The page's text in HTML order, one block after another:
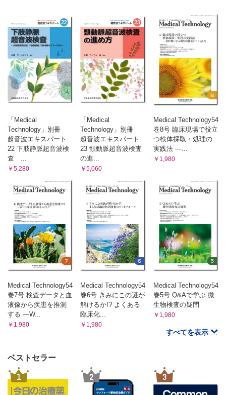
クリオプレシピテートの院内作製を導入して
（小嶋隼人・松浦秀哲）
臨床検査Q&A
心電図の低電位差（胸部や四肢または両方）所見について教え
て下さい．
（八島正明）
乳腺エコーについて，結果的に線維腺腫（FA）などの良性腫瘤
でも，検査時に前方境界線断裂に見える所見もあると思いま
す．悪性の場合の境界線断裂と，一見そう見えてしまう良性
の違いがあれば教えて下さい．
（尾羽根範員）
メディカルスタッフ職業図鑑
6．公認心理師
第69回臨床検査技師国家試験問題・解答・解説
Information
第64回日本臨床細胞学会総会春期大会
第48回日本超音波検査学会学術集会
第45回日本血栓止血学会学術集会
第62回日本消化器がん検診学会総会
第44回第2種ME技術実力検定試験
2023年各医療職種国家試験合格状況一覧
VOICE読者のページ
MTパズル
編集後記・次号予告
「Medical
Technology」別冊
超音波エキスパート
22 下肢静脈超音波検
査 ...
￥5,280
「Medical
Technology」別冊
超音波エキスパート
23 頸動脈超音波検査
の進...
￥5,060
Medical Technology54
巻8号 臨床現場で役立
つ検体採取・処理の
実践法 ―...
￥1,980
Medical Technology54
巻7号 検査データと血
液像から疾患を推測
する ―W...
￥1,980
Medical Technology54
巻6号 きみにこの謎が
解けるか!? よくある
臨床化...
￥1,980
Medical Technology54
巻5号 Q&Aで学ぶ 微
生物検査の疑問
￥1,980
すべてを表示
ベストセラー
1 2 3